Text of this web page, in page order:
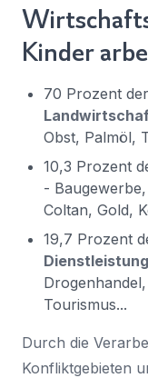
Kinder
70 Prozent
Obst, Palmöl,
10,3 Prozent
-
Coltan, Gold,
19,7 Prozent
Tourismus...
Durch die
Konfliktgebieten
stimme ihr zu.
Ein Link zum
E-
Hier